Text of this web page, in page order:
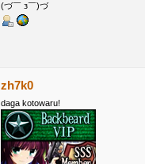
(づ￣ з￣)づ
zh7k0
daga kotowaru!